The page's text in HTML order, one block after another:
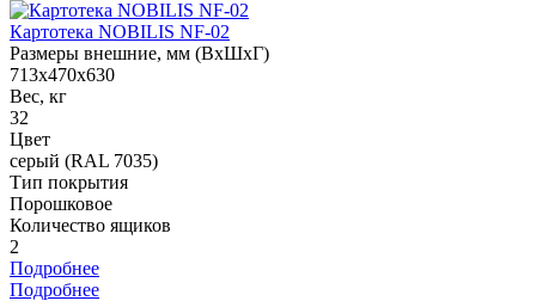
Картотека NOBILIS NF-02
Размеры внешние, мм (ВхШхГ)
713x470x630
Вес, кг
32
Цвет
серый (RAL 7035)
Тип покрытия
Порошковое
Количество ящиков
2
Подробнее
Подробнее